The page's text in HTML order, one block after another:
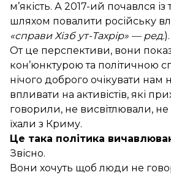
м’якість. А 2017-ий почавлся
шляхом повалити російську
«справи Хізб ут-Тахрір» — ред.).
От це перспективи, вони
кон’юнктурою та політичною
нічого доброго очікувати
впливати на активістів, які
говорили, не висвітлювали,
їхали з Криму.
Це така політика
Звісно.
Вони хочуть щоб люди не